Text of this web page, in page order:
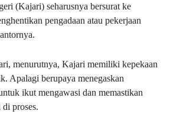
(Kajari) seharusnya bersurat ke
pengadaan atau pekerjaan
menurutnya, Kajari memiliki kepekaan
Apalagi berupaya menegaskan
ikut mengawasi dan memastikan
proses.